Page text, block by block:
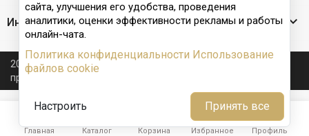
Информация 
2026 © Nail Club professional - официальный сайт
производителя бренда для наращивания ногтей
сайта, улучшения его удобства, проведения
аналитики, оценки эффективности рекламы и работы
онлайн-чата.
Политика конфиденциальности Использование
файлов cookie
Настроить Принять все
Главная Каталог Корзина

Избранное Профиль